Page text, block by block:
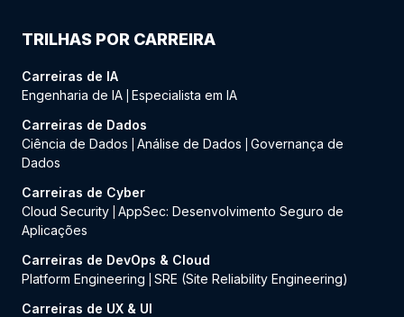
TRILHAS POR CARREIRA
Carreiras de IA
Engenharia de IA Especialista em IA
Carreiras de Dados
Ciência de Dados
Análise de Dados
Governança de
Dados
Carreiras de Cyber
Cloud Security AppSec: Desenvolvimento Seguro de
Aplicações
Carreiras de DevOps & Cloud
Platform Engineering
SRE (Site Reliability Engineering)
Carreiras de UX & UI